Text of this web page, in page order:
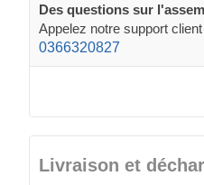
Des questions sur
Appelez notre support
0366320827
Livraison et